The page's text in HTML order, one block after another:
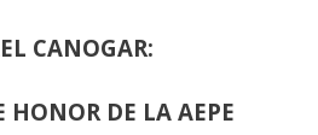
CANOGAR:
HONOR DE LA AEPE